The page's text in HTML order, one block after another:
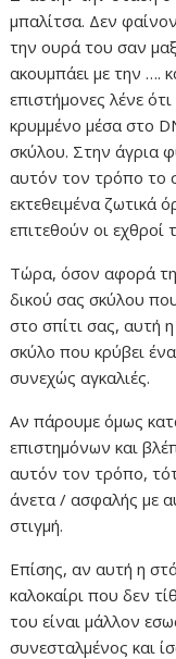
μπαλίτσα. Δεν
την ουρά του σαν
ακουμπάει με την ….
επιστήμονες λένε
κρυμμένο μέσα στο
σκύλου. Στην άγρια
αυτόν τον τρόπο το
εκτεθειμένα ζωτικά
επιτεθούν οι εχθροί
Τώρα, όσον αφορά
δικού σας σκύλου
στο σπίτι σας, αυτή
σκύλο που κρύβει ένα
συνεχώς αγκαλιές.
Αν πάρουμε όμως
επιστημόνων και
αυτόν τον τρόπο,
άνετα / ασφαλής με
στιγμή.
Επίσης, αν αυτή η
καλοκαίρι που δεν
του είναι μάλλον
συνεσταλμένος και